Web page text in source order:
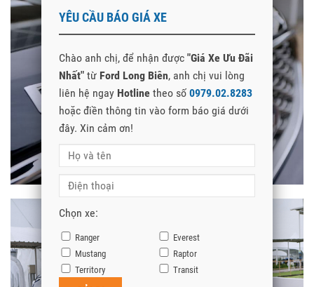
YÊU CẦU BÁO GIÁ XE
Chào anh chị, để nhận được "Giá Xe Ưu Đãi
Nhất" từ Ford Long Biên, anh chị vui lòng
liên hệ ngay Hotline theo số 0979.02.8283
hoặc điền thông tin vào form báo giá dưới
đây. Xin cảm ơn!
Chọn xe:
Ranger
Everest
Mustang
Raptor
Territory
Transit